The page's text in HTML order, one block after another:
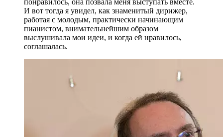
понравилось, она позвала меня выступать вместе.
И вот тогда я увидел, как знаменитый дирижер,
работая с молодым, практически начинающим
пианистом, внимательнейшим образом
выслушивала мои идеи, и когда ей нравилось,
соглашалась.